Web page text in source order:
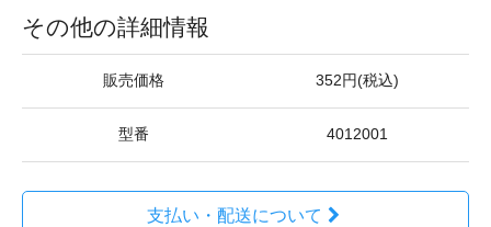
その他の詳細情報
販売価格 352円(税込)
型番 4012001
支払い・配送について